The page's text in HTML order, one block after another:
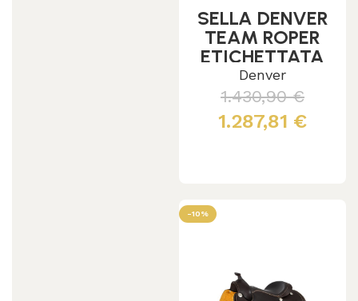
SELLA DENVER
TEAM ROPER
ETICHETTATA
SE00400
Denver
1.430,90€
1.287,81 €
-10%